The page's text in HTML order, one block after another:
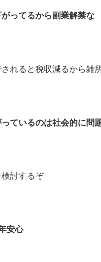
ってるから副業解禁な
れると税収減るから雑
ているのは社会的に問
討するぞ
安心